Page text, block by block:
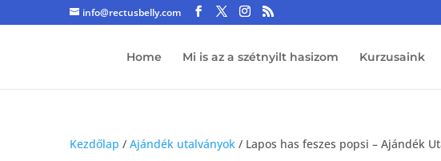
info@rectusbelly.com
Home Mi is az a szétnyilt hasizom Kurzusaink
Kezdőlap / Ajándék utalványok / Lapos has feszes popsi – Ajándék